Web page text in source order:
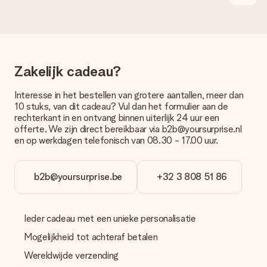
met onze klantenservice.
Betalen
Hoe kan ik mijn bestelling betalen?
Wij bieden de volgende betaalmethodes aan: iDeal, Paypal,
creditcard of handmatige overboeking. Hou bij handmatige
overboeking wel rekening met 3 dagen extra levertijd van je
Cadeau ontvangen
geleverd. Je kunt hiervoor contact opnemen met onze
klantenservice, zij helpen je graag bij het vinden van een
passende oplossing.
Zakelijk cadeau?
Interesse in het bestellen van grotere aantallen, meer dan
10 stuks, van dit cadeau? Vul dan het formulier aan de
rechterkant in en ontvang binnen uiterlijk 24 uur een
offerte. We zijn direct bereikbaar via b2b@yoursurprise.nl
en op werkdagen telefonisch van 08.30 - 17.00 uur.
b2b@yoursurprise.be +32 3 808 51 86
Ieder cadeau met een unieke personalisatie
Mogelijkheid tot achteraf betalen
Wereldwijde verzending